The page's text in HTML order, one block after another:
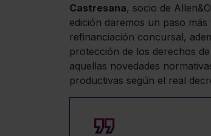
Castresana, socio de
edición daremos un paso
refinanciación concursal,
protección de los derechos
aquellas novedades
productivas según el real